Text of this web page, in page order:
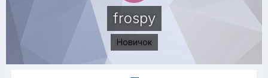
frospy
Новичок